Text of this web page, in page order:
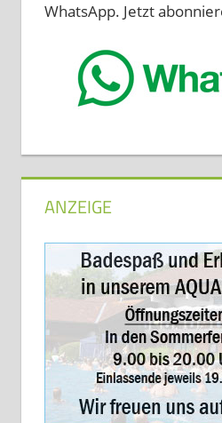
WhatsApp. Jetzt
ANZEIGE